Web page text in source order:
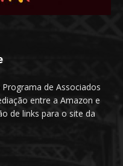
de Associados
entre a Amazon e
de links para o site da